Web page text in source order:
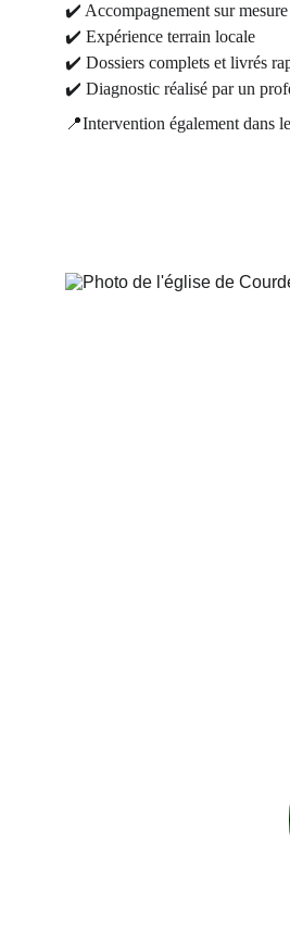
✔️ Accompagnement sur mesure
✔️ Expérience terrain locale
✔️ Dossiers complets et livrés
✔️ Diagnostic réalisé par un
📍Intervention également dans